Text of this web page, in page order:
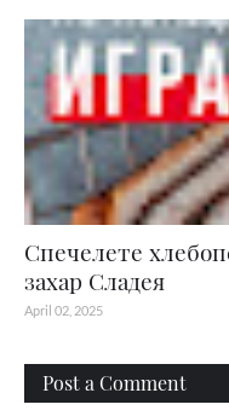
Спечелете
захар Сладея
April 02, 2025
Post a Comment